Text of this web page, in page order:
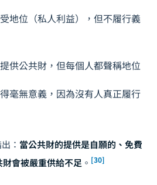
地位（私人利益），但不履行義
供公共財，但每個人都聲稱地位
毫無意義，因為沒有人真正履行
： 當公共財的提供是自願的、免費
會被嚴重供給不足 。 [30]